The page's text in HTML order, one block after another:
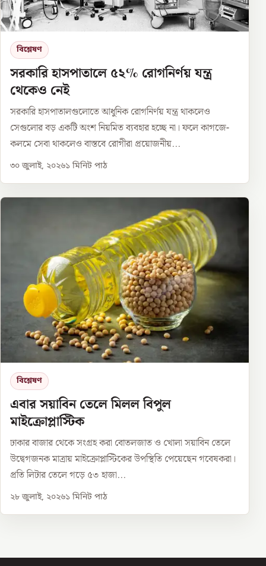
বিশ্লেষণ
সরকারি হাসপাতালে ৫২% রোগনির্ণয় যন্ত্র
থেকেও নেই
সরকারি হাসপাতালগুলোতে আধুনিক রোগনির্ণয় যন্ত্র থাকলেও
সেগুলোর বড় একটি অংশ নিয়মিত ব্যবহার হচ্ছে না। ফলে কাগজে-
কলমে সেবা থাকলেও বাস্তবে রোগীরা প্রয়োজনীয়...
৩০ জুলাই, ২০২৬১ মিনিট পাঠ
বিশ্লেষণ
এবার সয়াবিন তেলে মিলল বিপুল
মাইক্রোপ্লাস্টিক
ঢাকার বাজার থেকে সংগ্রহ করা বোতলজাত ও খোলা সয়াবিন তেলে
উদ্বেগজনক মাত্রায় মাইক্রোপ্লাস্টিকের উপস্থিতি পেয়েছেন গবেষকরা।
প্রতি লিটার তেলে গড়ে ৫৩ হাজা...
২৮ জুলাই, ২০২৬১ মিনিট পাঠ